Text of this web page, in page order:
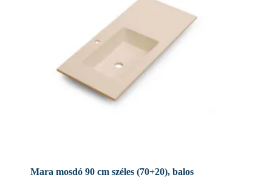
Mara mosdó 90 cm széles (70+20), balos